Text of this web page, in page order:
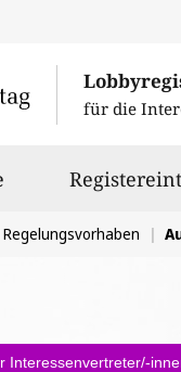
für die
Regelungsvorhaben
Interessenvertreter/-